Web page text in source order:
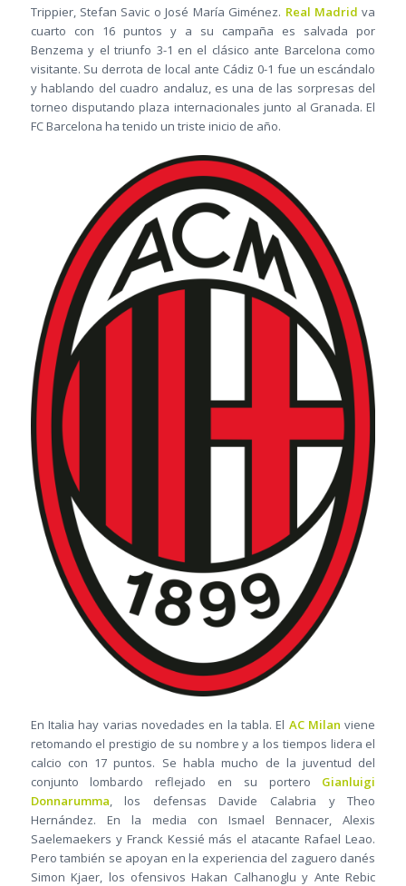
Trippier, Stefan Savic o José María Giménez. Real Madrid va
cuarto con 16 puntos y a su campaña es salvada por
Benzema y el triunfo 3-1 en el clásico ante Barcelona como
visitante. Su derrota de local ante Cádiz 0-1 fue un escándalo
y hablando del cuadro andaluz, es una de las sorpresas del
torneo disputando plaza internacionales junto al Granada. El
FC Barcelona ha tenido un triste inicio de año.
En Italia hay varias novedades en la tabla. El AC Milan viene
retomando el prestigio de su nombre y a los tiempos lidera el
calcio con 17 puntos. Se habla mucho de la juventud del
conjunto lombardo reflejado en su portero Gianluigi
Donnarumma, los defensas Davide Calabria y Theo
Hernández. En la media con Ismael Bennacer, Alexis
Saelemaekers y Franck Kessié más el atacante Rafael Leao.
Pero también se apoyan en la experiencia del zaguero danés
Simon Kjaer, los ofensivos Hakan Calhanoglu y Ante Rebic